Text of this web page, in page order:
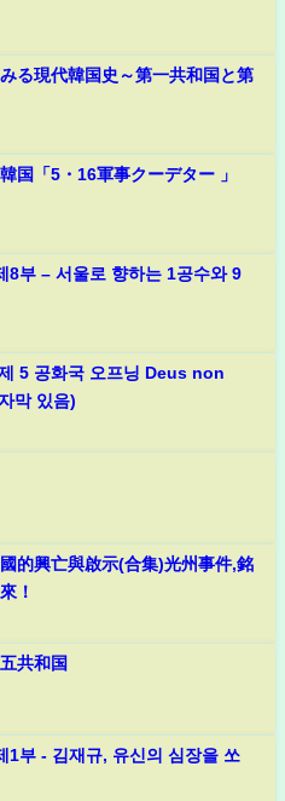
る現代韓国史～第一共和国と第
国「5・16軍事クーデター 」
8부 – 서울로 향하는 1공수와 9
5 공화국 오프닝 Deus non
막 있음)
的興亡與啟示(合集)光州事件,銘
！
共和国
1부 - 김재규, 유신의 심장을 쏘